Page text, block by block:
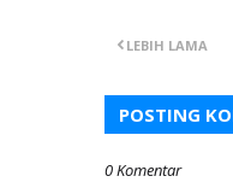
LEBIH LAMA
POSTING
0 Komentar